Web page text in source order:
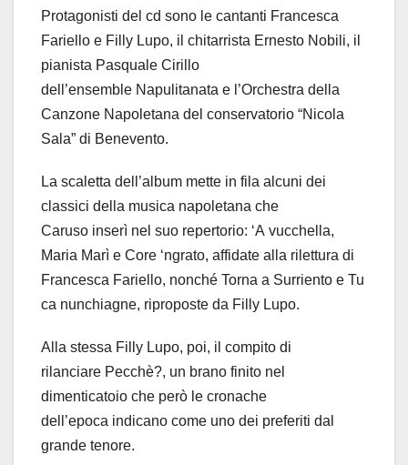
Protagonisti del cd sono le cantanti Francesca
Fariello e Filly Lupo, il chitarrista Ernesto Nobili, il
pianista Pasquale Cirillo
dell’ensemble Napulitanata e l’Orchestra della
Canzone Napoletana del conservatorio “Nicola
Sala” di Benevento.
La scaletta dell’album mette in fila alcuni dei
classici della musica napoletana che
Caruso inserì nel suo repertorio: ‘A vucchella,
Maria Marì e Core ‘ngrato, affidate alla rilettura di
Francesca Fariello, nonché Torna a Surriento e Tu
ca nunchiagne, riproposte da Filly Lupo.
Alla stessa Filly Lupo, poi, il compito di
rilanciare Pecchè?, un brano finito nel
dimenticatoio che però le cronache
dell’epoca indicano come uno dei preferiti dal
grande tenore.